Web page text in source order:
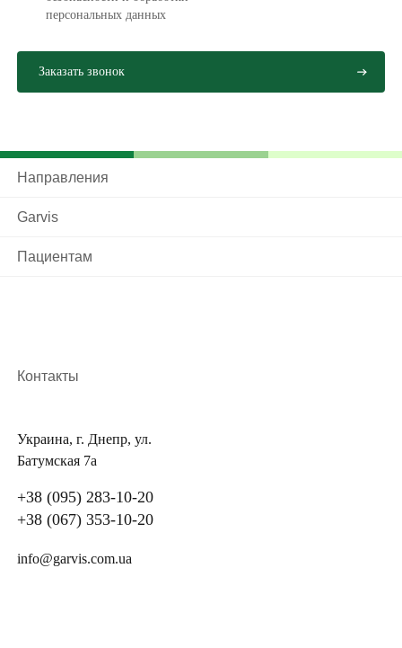
персональных данных
Направления
Garvis
Пациентам
Контакты
Украина, г. Днепр, ул.
Батумская 7а
+38 (095) 283-10-20
+38 (067) 353-10-20
info@garvis.com.ua